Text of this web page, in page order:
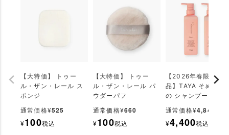
【大特価】 トゥー
ル・ザン・レール ス
ポンジ
通常価格¥525
¥100税込
【大特価】 トゥー
ル・ザン・レール パ
ウダーパフ
通常価格¥660
¥100税込
【2026年春限定商
品】TAYA そめいよ
の シャンプー＆トリ
通常価格¥4,840
¥4,400税込